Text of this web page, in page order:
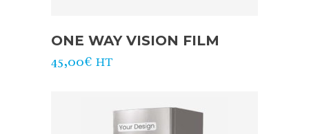
ONE WAY VISION FILM
45,00€ HT